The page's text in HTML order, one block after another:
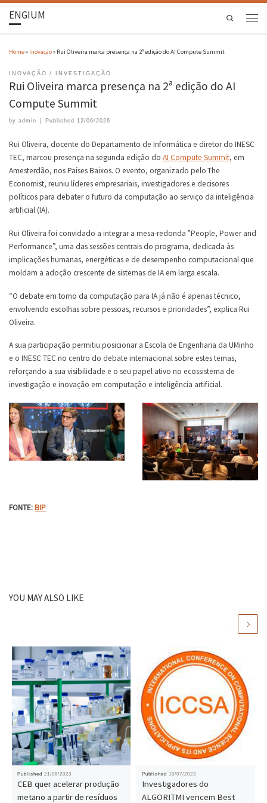
ENGIUM Search
Home» Inovação» Rui Oliveira marca presença na 2ª edição do AI Compute Summit
INOVAÇÃO INVESTIGAÇÃO
Rui Oliveira marca presença na 2ª edição do AI
Compute Summit
by admin Published 12/06/2026
Rui Oliveira, docente do Departamento de Informática e diretor do INESC
TEC, marcou presença na segunda edição do AI Compute Summit, em
Amesterdão, nos Países Baixos. O evento, organizado pelo The
Economist, reuniu líderes empresariais, investigadores e decisores
políticos para debater o futuro da computação ao serviço da inteligência
artificial (IA).
Rui Oliveira foi convidado a integrar a mesa-redonda ”People, Power and
Performance”, uma das sessões centrais do programa, dedicada às
implicações humanas, energéticas e de desempenho computacional que
moldam a adoção crescente de sistemas de IA em larga escala.
“O debate em torno da computação para IA já não é apenas técnico,
envolvendo escolhas sobre pessoas, recursos e prioridades”, explica Rui
Oliveira.
A sua participação permitiu posicionar a Escola de Engenharia da UMinho
e o INESC TEC no centro do debate internacional sobre estes temas,
reforçando a sua visibilidade e o seu papel ativo no ecossistema de
investigação e inovação em computação e inteligência artificial.
FONTE:BIP
YOU MAY ALSO LIKE
Published 21/06/2023
CEB quer acelerar produção
metano a partir de resíduos
Published 10/07/2023
Investigadores do
ALGORITMI vencem Best